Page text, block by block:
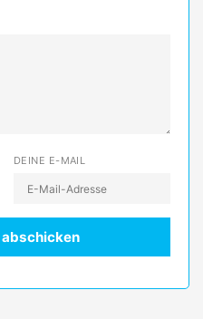
DEINE E-MAIL